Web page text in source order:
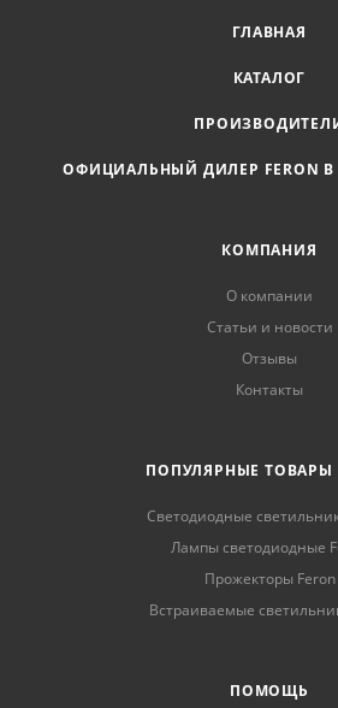
ГЛАВНАЯ
КАТАЛОГ
ОФИЦИАЛЬНЫЙ ДИЛЕР FERON
КОМПАНИЯ
О компании
Статьи и новости
Отзывы
Контакты
ПОПУЛЯРНЫЕ ТОВАРЫ
Светодиодные
Лампы светодиодные
Прожекторы Feron
Встраиваемые
ПОМОЩЬ